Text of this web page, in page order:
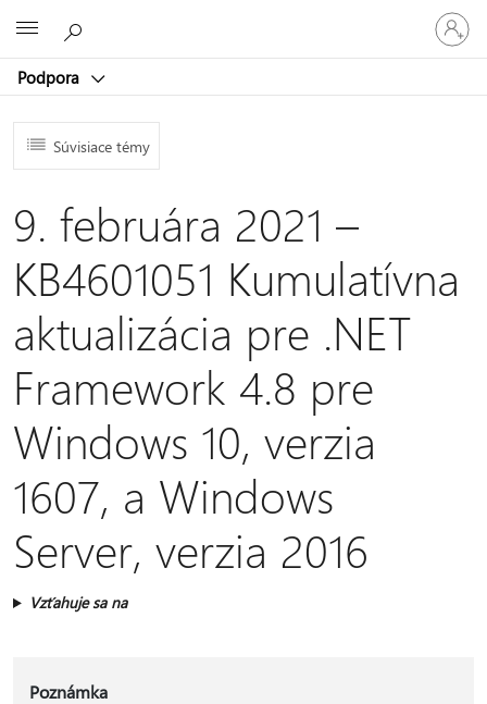
Podpora
Prihláste
sa
k
kontu
Súvisiace témy
9. februára 2021 –
KB4601051 Kumulatívna
aktualizácia pre .NET
Framework 4.8 pre
Windows 10, verzia
1607, a Windows
Server, verzia 2016
Vzťahuje sa na
Poznámka